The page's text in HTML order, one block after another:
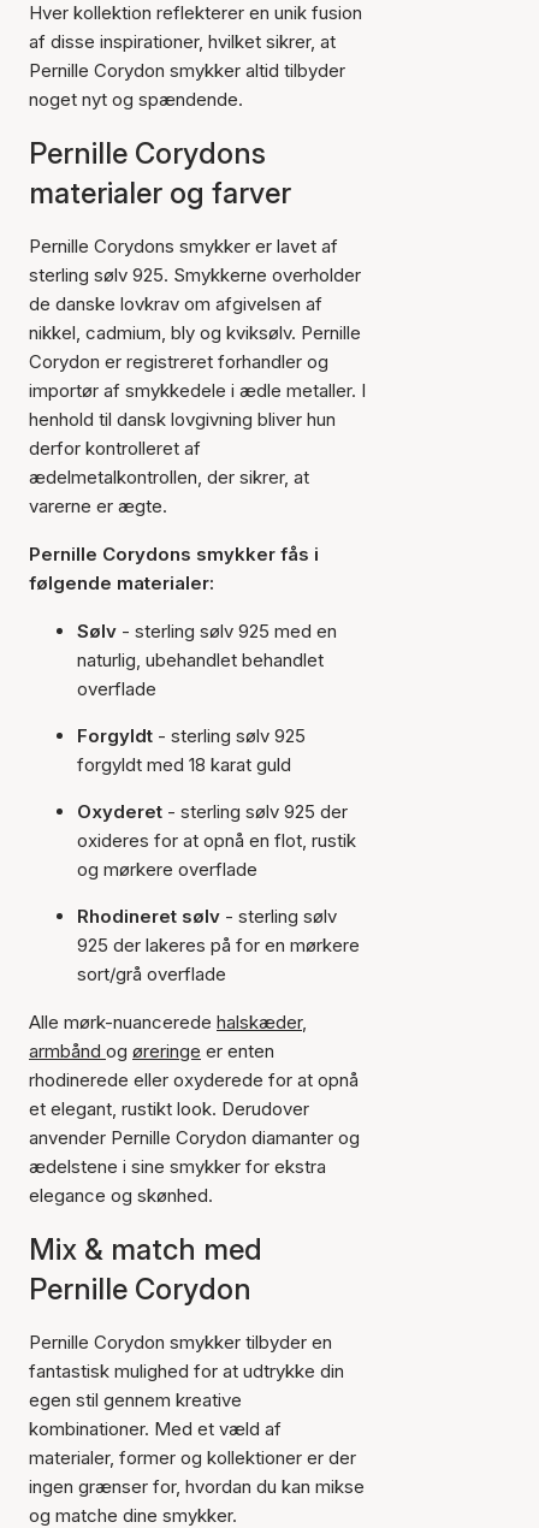
Hver kollektion reflekterer en unik fusion
af disse inspirationer, hvilket sikrer, at
Pernille Corydon smykker altid tilbyder
noget nyt og spændende.
Pernille Corydons
materialer og farver
Pernille Corydons smykker er lavet af
sterling sølv 925. Smykkerne overholder
de danske lovkrav om afgivelsen af
nikkel, cadmium, bly og kviksølv. Pernille
Corydon er registreret forhandler og
importør af smykkedele i ædle metaller. I
henhold til dansk lovgivning bliver hun
derfor kontrolleret af
ædelmetalkontrollen, der sikrer, at
varerne er ægte.
Pernille Corydons smykker fås i
følgende materialer:
Sølv - sterling sølv 925 med en
naturlig, ubehandlet behandlet
overflade
Forgyldt - sterling sølv 925
forgyldt med 18 karat guld
Oxyderet - sterling sølv 925 der
oxideres for at opnå en flot, rustik
og mørkere overflade
Rhodineret sølv - sterling sølv
925 der lakeres på for en mørkere
sort/grå overflade
Alle mørk-nuancerede halskæder,
armbånd og øreringe er enten
rhodinerede eller oxyderede for at opnå
et elegant, rustikt look. Derudover
anvender Pernille Corydon diamanter og
ædelstene i sine smykker for ekstra
elegance og skønhed.
Mix & match med
Pernille Corydon
Pernille Corydon smykker tilbyder en
fantastisk mulighed for at udtrykke din
egen stil gennem kreative
kombinationer. Med et væld af
materialer, former og kollektioner er der
ingen grænser for, hvordan du kan mikse
og matche dine smykker.